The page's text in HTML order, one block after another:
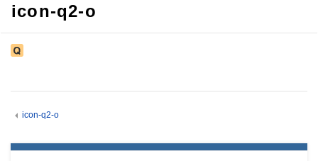
icon-q2-o
icon-q2-o